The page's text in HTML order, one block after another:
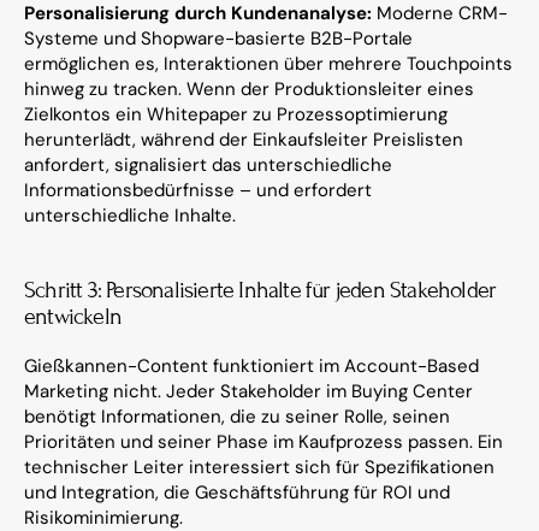
Personalisierung durch Kundenanalyse: Moderne CRM-
Systeme und Shopware-basierte B2B-Portale
ermöglichen es, Interaktionen über mehrere Touchpoints
hinweg zu tracken. Wenn der Produktionsleiter eines
Zielkontos ein Whitepaper zu Prozessoptimierung
herunterlädt, während der Einkaufsleiter Preislisten
anfordert, signalisiert das unterschiedliche
Informationsbedürfnisse – und erfordert
unterschiedliche Inhalte.
Schritt 3: Personalisierte Inhalte für jeden Stakeholder
entwickeln
Gießkannen-Content funktioniert im Account-Based
Marketing nicht. Jeder Stakeholder im Buying Center
benötigt Informationen, die zu seiner Rolle, seinen
Prioritäten und seiner Phase im Kaufprozess passen. Ein
technischer Leiter interessiert sich für Spezifikationen
und Integration, die Geschäftsführung für ROI und
Risikominimierung.